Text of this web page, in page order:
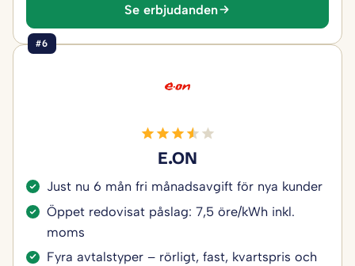
Se erbjudanden
#6
E.ON
Just nu 6 mån fri månadsavgift för nya kunder
Öppet redovisat påslag: 7,5 öre/kWh inkl.
moms
Fyra avtalstyper – rörligt, fast, kvartspris och